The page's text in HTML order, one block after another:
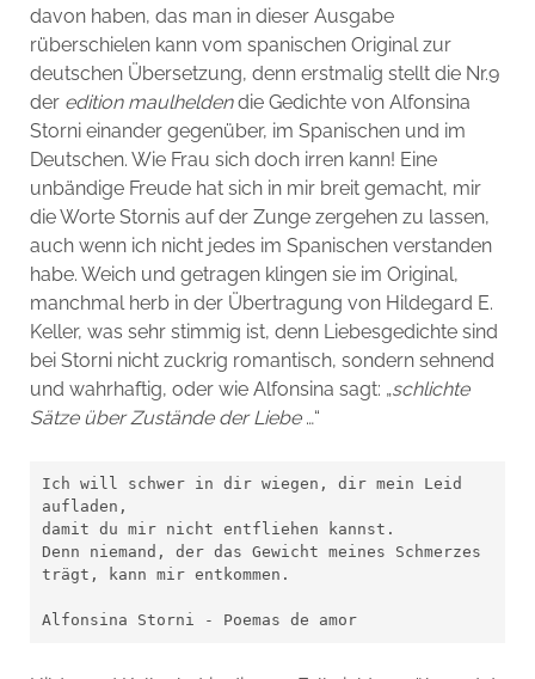
davon haben, das man in dieser Ausgabe
rüberschielen kann vom spanischen Original zur
deutschen Übersetzung, denn erstmalig stellt die Nr.9
der edition maulheldendie Gedichte von Alfonsina
Storni einander gegenüber, im Spanischen und im
Deutschen. Wie Frau sich doch irren kann! Eine
unbändige Freude hat sich in mir breit gemacht, mir
die Worte Stornis auf der Zunge zergehen zu lassen,
auch wenn ich nicht jedes im Spanischen verstanden
habe. Weich und getragen klingen sie im Original,
manchmal herb in der Übertragung von Hildegard E.
Keller, was sehr stimmig ist, denn Liebesgedichte sind
bei Storni nicht zuckrig romantisch, sondern sehnend
und wahrhaftig, oder wie Alfonsina sagt: „schlichte
Sätze über Zustände der Liebe…“
Ich will schwer in dir wiegen, dir mein Leid
aufladen,
damit du mir nicht entfliehen kannst.
Denn niemand, der das Gewicht meines Schmerzes
trägt, kann mir entkommen.
Alfonsina Storni - Poemas de amor